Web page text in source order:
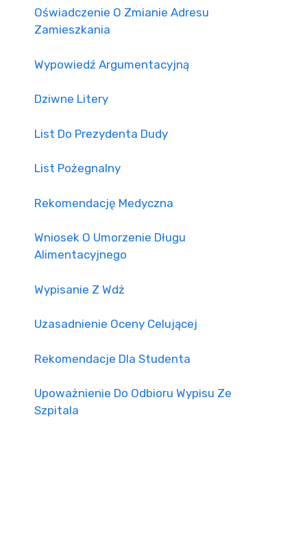
Oświadczenie O Zmianie Adresu
Zamieszkania
Wypowiedź Argumentacyjną
Dziwne Litery
List Do Prezydenta Dudy
List Pożegnalny
Rekomendację Medyczna
Wniosek O Umorzenie Długu
Alimentacyjnego
Wypisanie Z Wdż
Uzasadnienie Oceny Celującej
Rekomendacje Dla Studenta
Upoważnienie Do Odbioru Wypisu Ze
Szpitala